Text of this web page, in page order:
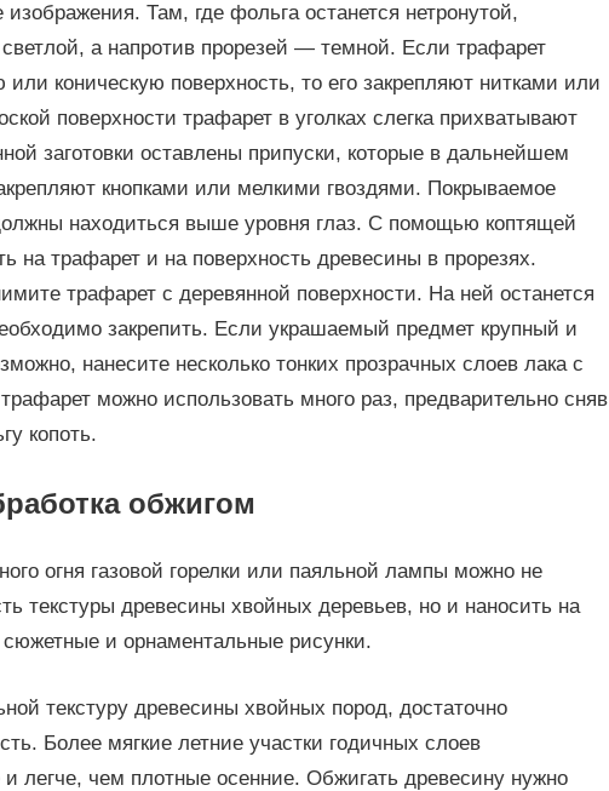
Там, где фольга останется нетронутой,
а напротив прорезей — темной. Если трафарет
коническую поверхность, то его закрепляют нитками или
поверхности трафарет в уголках слегка прихватывают
заготовки оставлены припуски, которые в дальнейшем
кнопками или мелкими гвоздями. Покрываемое
находиться выше уровня глаз. С помощью коптящей
на трафарет и на поверхность древесины в прорезях.
трафарет с деревянной поверхности. На ней останется
закрепить. Если украшаемый предмет крупный и
нанесите несколько тонких прозрачных слоев лака с
можно использовать много раз, предварительно сняв
копоть.
обжигом
огня газовой горелки или паяльной лампы можно не
текстуры древесины хвойных деревьев, но и наносить на
и орнаментальные рисунки.
текстуру древесины хвойных пород, достаточно
Более мягкие летние участки годичных слоев
легче, чем плотные осенние. Обжигать древесину нужно